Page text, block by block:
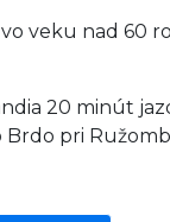
veku nad 60
20 minút
Brdo pri